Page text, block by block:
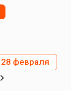
28 февраля